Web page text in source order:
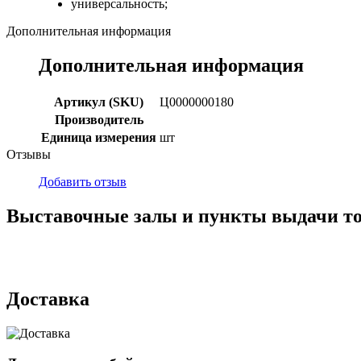
универсальность;
Дополнительная информация
Дополнительная информация
Артикул (SKU)
Ц0000000180
Производитель
Единица измерения шт
Отзывы
Добавить отзыв
Выставочные залы и пункты выдачи
Доставка